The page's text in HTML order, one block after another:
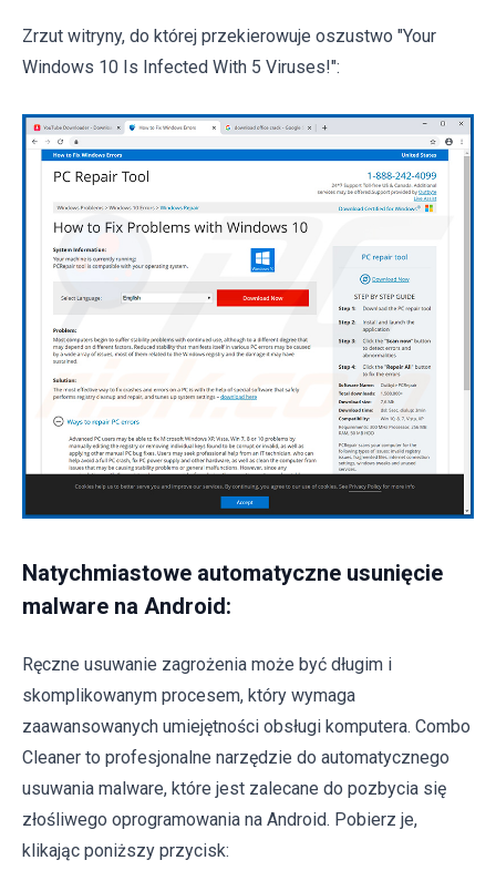
Zrzut witryny, do której przekierowuje oszustwo "Your
Windows 10 Is Infected With 5 Viruses!":
Natychmiastowe automatyczne usunięcie
malware na Android:
Ręczne usuwanie zagrożenia może być długim i
skomplikowanym procesem, który wymaga
zaawansowanych umiejętności obsługi komputera. Combo
Cleaner to profesjonalne narzędzie do automatycznego
usuwania malware, które jest zalecane do pozbycia się
złośliwego oprogramowania na Android. Pobierz je,
klikając poniższy przycisk: